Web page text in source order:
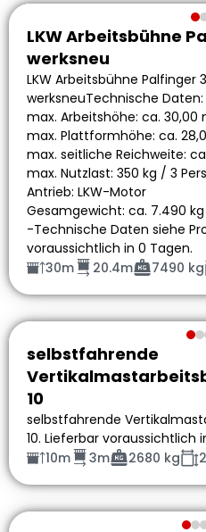
LKW Arbeitsbühne
werksneu
LKW Arbeitsbühne Palfinger
werksneuTechnische Daten:
max. Arbeitshöhe: ca. 30,00
max. Plattformhöhe: ca.
max. seitliche Reichweite:
max. Nutzlast: 350 kg / 3
Antrieb: LKW-Motor
Gesamgewicht: ca. 7.490 kg
-Technische Daten siehe
voraussichtlich in 0 Tagen.
30m
20.4m 7490 kg
selbstfahrende
10
selbstfahrende
10. Lieferbar voraussichtlich
10m
3m 2680 kg